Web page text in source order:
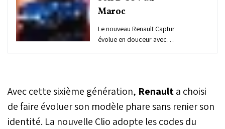
Maroc
Le nouveau Renault Captur
évolue en douceur avec
motorisation, essence 155
ch ou hybride E-Tech 160
ch. Au Maroc, il est
commercialisé à partir de
Avec cette sixième génération, Renaulta choisi
de faire évoluer son modèle phare sans renier son
identité. La nouvelle Clio adopte les codes du